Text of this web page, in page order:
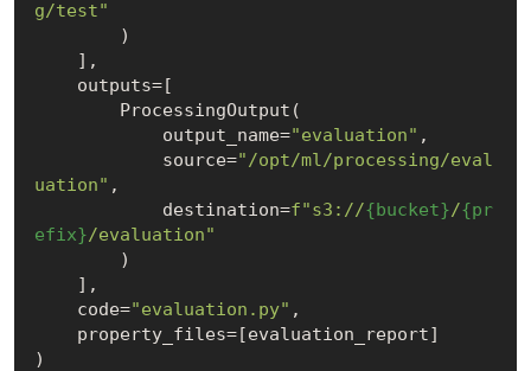
g/test"
            output_name=
"evaluation" ,
            source=
"/opt/ml/processing/eval
uation" ,
            destination=
f"s3://{bucket}/{pr
efix}/evaluation"
    code=
"evaluation.py" ,
)